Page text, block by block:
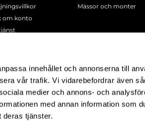
innehållet och annonserna till
vår trafik. Vi vidarebefordrar även
medier och annons- och
med annan information som
deras tjänster.
om konto
Mässor och monter